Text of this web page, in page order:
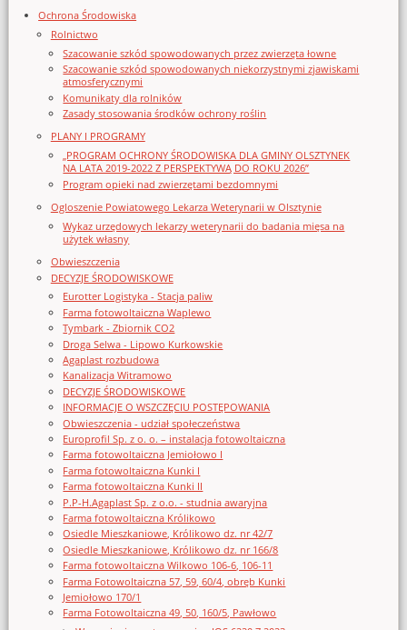
Ochrona Środowiska
Rolnictwo
Szacowanie szkód spowodowanych przez zwierzęta łowne
Szacowanie szkód spowodowanych niekorzystnymi zjawiskami
atmosferycznymi
Komunikaty dla rolników
Zasady stosowania środków ochrony roślin
PLANY I PROGRAMY
„PROGRAM OCHRONY ŚRODOWISKA DLA GMINY OLSZTYNEK
NA LATA 2019-2022 Z PERSPEKTYWĄ DO ROKU 2026”
Program opieki nad zwierzętami bezdomnymi
Ogloszenie Powiatowego Lekarza Weterynarii w Olsztynie
Wykaz urzędowych lekarzy weterynarii do badania mięsa na
użytek własny
Obwieszczenia
DECYZJE ŚRODOWISKOWE
Eurotter Logistyka - Stacja paliw
Farma fotowoltaiczna Waplewo
Tymbark - Zbiornik CO2
Droga Selwa - Lipowo Kurkowskie
Agaplast rozbudowa
Kanalizacja Witramowo
DECYZJE ŚRODOWISKOWE
INFORMACJE O WSZCZĘCIU POSTĘPOWANIA
Obwieszczenia - udział społeczeństwa
Europrofil Sp. z o. o. – instalacja fotowoltaiczna
Farma fotowoltaiczna Jemiołowo I
Farma fotowoltaiczna Kunki I
Farma fotowoltaiczna Kunki II
P.P-H.Agaplast Sp. z o.o. - studnia awaryjna
Farma fotowoltaiczna Królikowo
Osiedle Mieszkaniowe, Królikowo dz. nr 42/7
Osiedle Mieszkaniowe, Królikowo dz. nr 166/8
Farma fotowoltaiczna Wilkowo 106-6, 106-11
Farma Fotowoltaiczna 57, 59, 60/4, obręb Kunki
Jemiołowo 170/1
Farma Fotowoltaiczna 49, 50, 160/5, Pawłowo